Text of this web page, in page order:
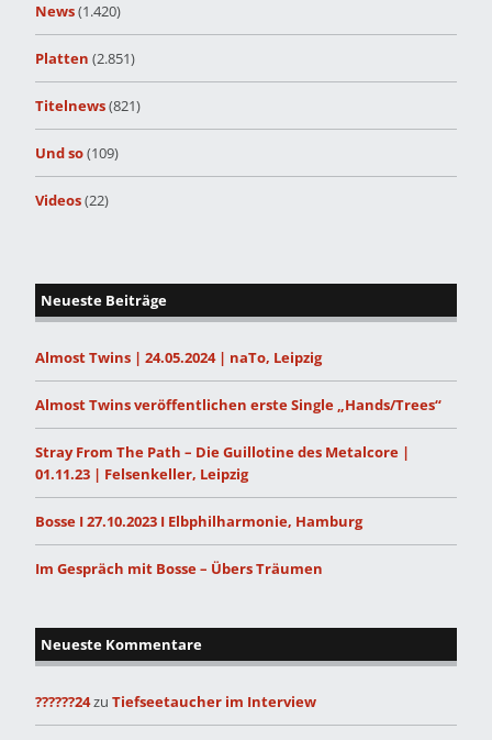
News(1.420)
Platten (2.851)
Titelnews(821)
Und so(109)
Videos(22)
Neueste Beiträge
Almost Twins | 24.05.2024 | naTo, Leipzig
Almost Twins veröffentlichen erste Single „Hands/Trees“
Stray From The Path – Die Guillotine des Metalcore |
01.11.23 | Felsenkeller, Leipzig
Bosse I 27.10.2023 I Elbphilharmonie, Hamburg
Im Gespräch mit Bosse – Übers Träumen
Neueste Kommentare
??????24zu Tiefseetaucher im Interview